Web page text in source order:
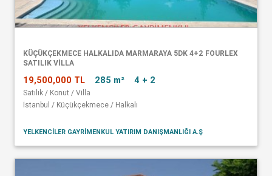
KÜÇÜKÇEKMECE HALKALIDA MARMARAYA 5DK 4+2 FOURLEX
SATILIK VİLLA
19,500,000 TL 285 m² 4 + 2
Satılık / Konut / Villa
İstanbul / Küçükçekmece / Halkalı
YELKENCİLER GAYRİMENKUL YATIRIM DANIŞMANLIĞI A.Ş